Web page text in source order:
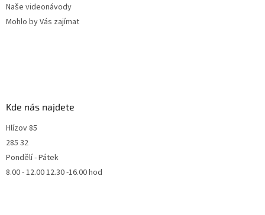
Naše videonávody
Mohlo by Vás zajímat
Kde nás najdete
Hlízov 85
285 32
Pondělí - Pátek
8.00 - 12.00 12.30 -16.00 hod